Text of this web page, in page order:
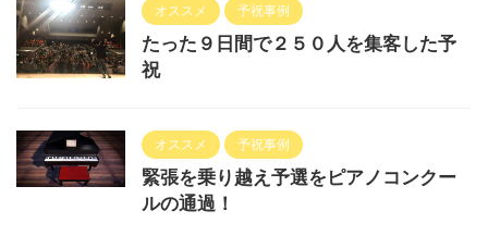
オススメ 予祝事例
たった９日間で２５０人を集客した予
祝
オススメ 予祝事例
緊張を乗り越え予選をピアノコンクー
ルの通過！